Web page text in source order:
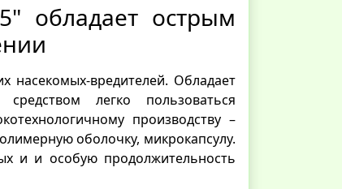
обладает острым
насекомых-вредителей. Обладает
легко пользоваться
производству –
оболочку, микрокапсулу.
и и особую продолжительность